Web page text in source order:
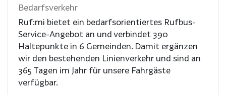
Bedarfsverkehr
Ruf:mi bietet ein bedarfsorientiertes Rufbus-
Service-Angebot an und verbindet 390
Haltepunkte in 6 Gemeinden. Damit ergänzen
wir den bestehenden Linienverkehr und sind an
365 Tagen im Jahr für unsere Fahrgäste
verfügbar.